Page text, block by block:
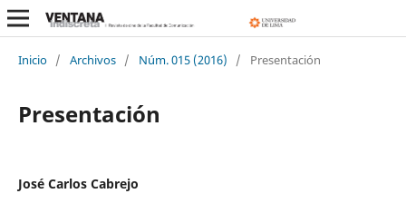
Inicio / Archivos / Núm. 015 (2016) / Presentación
Presentación
José Carlos Cabrejo